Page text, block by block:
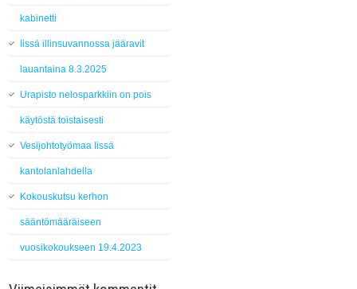
kabinetti
Iissä illinsuvannossa jääravit
lauantaina 8.3.2025
Urapisto nelosparkkiin on pois
käytöstä toistaisesti
Vesijohtotyömaa Iissä
kantolanlahdella
Kokouskutsu kerhon
sääntömääräiseen
vuosikokoukseen 19.4.2023